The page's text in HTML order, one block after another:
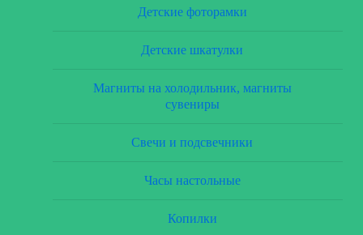
Детские фоторамки
Детские шкатулки
Магниты на холодильник, магниты
сувениры
Свечи и подсвечники
Часы настольные
Копилки